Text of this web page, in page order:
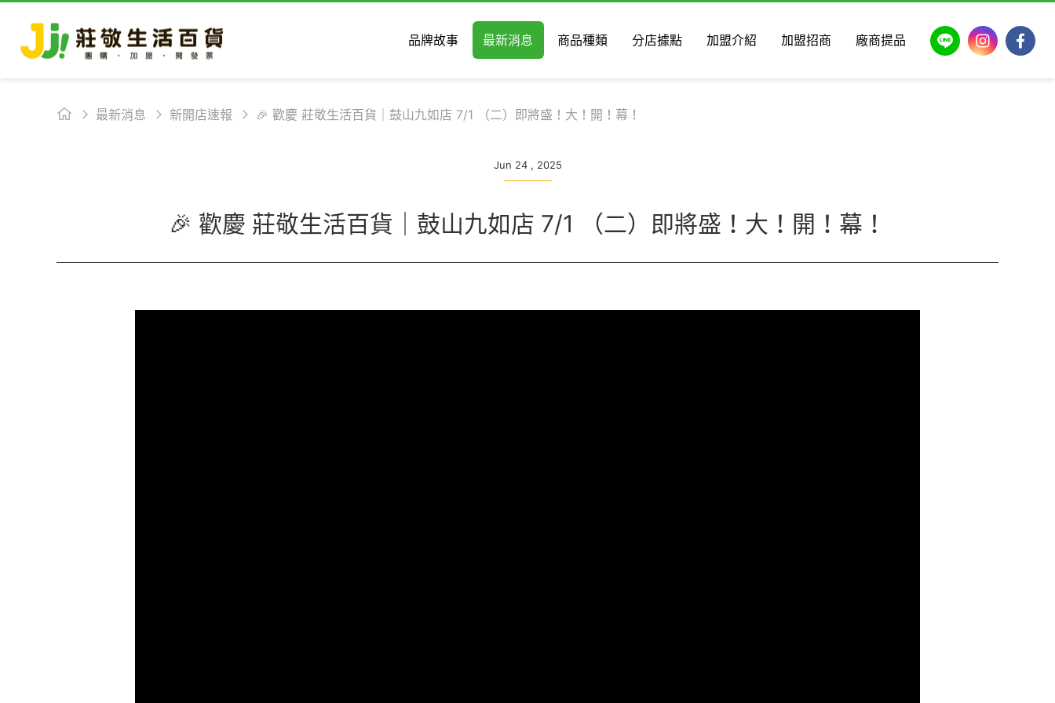
LINE Instagram
品牌故事 最新消息 商品種類 分店據點 加盟介紹 加盟招商 廠商提品
最新消息 新開店速報 🎉 歡慶 莊敬生活百貨｜鼓山九如店 7/1 （二）即將盛！大！開！幕！
Jun 24 , 2025
🎉 歡慶 莊敬生活百貨｜鼓山九如店 7/1 （二）即將盛！大！開！幕！